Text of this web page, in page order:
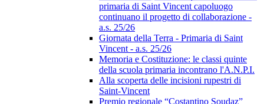
primaria di Saint Vincent capoluogo
continuano il progetto di collaborazione -
a.s. 25/26
Giornata della Terra - Primaria di Saint
Vincent - a.s. 25/26
Memoria e Costituzione: le classi quinte
della scuola primaria incontrano l'A.N.P.I.
Alla scoperta delle incisioni rupestri di
Saint-Vincent
Premio regionale “Costantino Soudaz”